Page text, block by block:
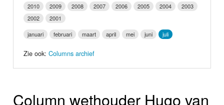
Video
Webcam
Info
2010
2009 2008 2007 2006 2005 2004
2003
2002
2001
januari
februari maart april mei juni juli
Zie ook:Columns archief
Column wethouder Hugo van